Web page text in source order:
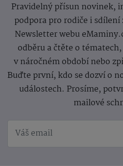
Pravidelný přísun novinek,
podpora pro rodiče i
Newsletter webu
odběru a čtěte o
v náročném období nebo
Buďte první, kdo se dozví o
událostech. Prosíme,
mailové